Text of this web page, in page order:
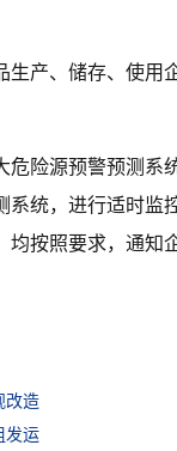
生产、储存、使
危险源预警预测系
统，进行适时监
按照要求，通知
改造
发运